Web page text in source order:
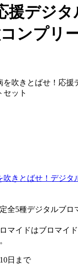
援デジ
ンプリ
を吹きとばせ！応援
セット
吹きとばせ！デジタ
全5種デジタルブロ
マイドはブロマイ
日まで